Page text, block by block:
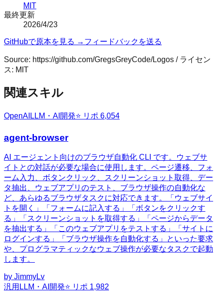
MIT
最終更新
2026/4/23
GitHubで原本を見る → フィードバックを送る
Source: https://github.com/GregsGreyCode/Logos / ライセン
ス: MIT
関連スキル
OpenAI LLM・AI開発⭐ リポ 6,054
agent-browser
AI エージェント向けのブラウザ自動化 CLI です。ウェブサ
イトとの対話が必要な場合に使用します。ページ遷移、フォ
ーム入力、ボタンクリック、スクリーンショット取得、デー
タ抽出、ウェブアプリのテスト、ブラウザ操作の自動化な
ど、あらゆるブラウザタスクに対応できます。「ウェブサイ
トを開く」「フォームに記入する」「ボタンをクリックす
る」「スクリーンショットを取得する」「ページからデータ
を抽出する」「このウェブアプリをテストする」「サイトに
ログインする」「ブラウザ操作を自動化する」といった要求
や、プログラマティックなウェブ操作が必要なタスクで起動
します。
by JimmyLv
汎用 LLM・AI開発⭐ リポ 1,982